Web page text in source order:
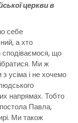
церкви в
себе
а хто
сподіваємося, що
Ми ж
з усіма і не хочемо
напрямах. Тобто
Павла,
Ми також